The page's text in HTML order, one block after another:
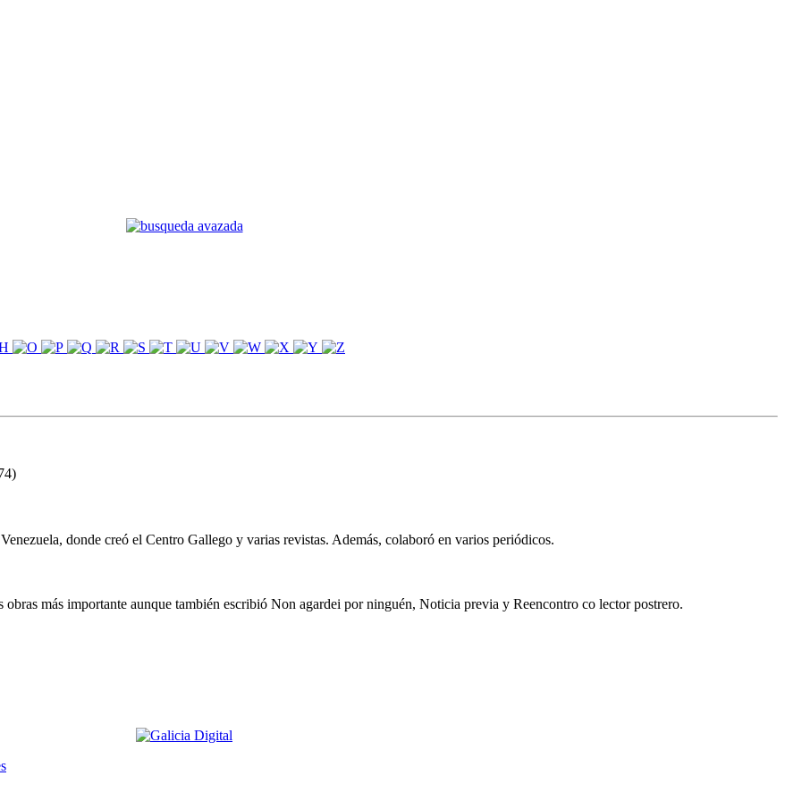
donde creó el Centro Gallego y varias revistas. Además, colaboró en varios periódicos.
más importante aunque también escribió Non agardei por ninguén, Noticia previa y Reencontro co lector postrero.